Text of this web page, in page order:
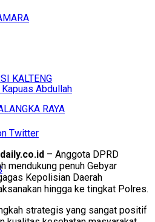
KALTENG
RAYA
Abdullah
Twitter
– Anggota DPRD
mendukung penuh Gebyar
Kepolisian Daerah
hingga ke tingkat Polres.
strategis yang sangat positif